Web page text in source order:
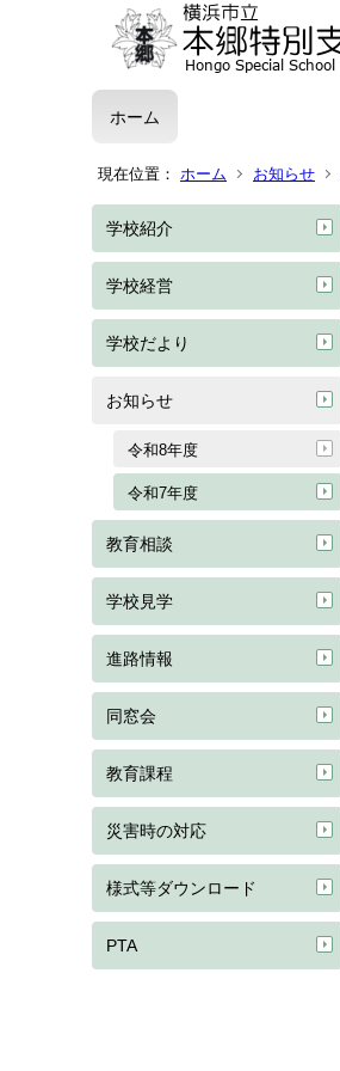
ホーム
現在位置： ホーム お知らせ
学校紹介
学校経営
学校だより
お知らせ
令和8年度
令和7年度
教育相談
学校見学
進路情報
同窓会
教育課程
災害時の対応
様式等ダウンロード
PTA